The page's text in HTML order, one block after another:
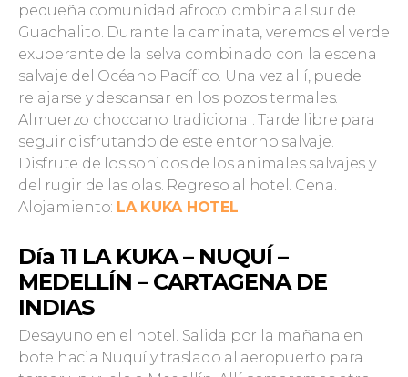
pequeña comunidad afrocolombina al sur de
Guachalito. Durante la caminata, veremos el verde
exuberante de la selva combinado con la escena
salvaje del Océano Pacífico. Una vez allí, puede
relajarse y descansar en los pozos termales.
Almuerzo chocoano tradicional. Tarde libre para
seguir disfrutando de este entorno salvaje.
Disfrute de los sonidos de los animales salvajes y
del rugir de las olas. Regreso al hotel. Cena.
Alojamiento: LA KUKA HOTEL
Día 11 LA KUKA – NUQUÍ –
MEDELLÍN – CARTAGENA DE
INDIAS
Desayuno en el hotel. Salida por la mañana en
bote hacia Nuquí y traslado al aeropuerto para